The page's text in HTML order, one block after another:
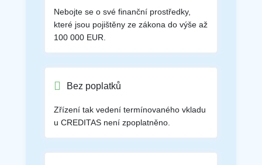
Nebojte se o své finanční prostředky,
které jsou pojištěny ze zákona do výše až
100 000 EUR.
Bez poplatků
Zřízení tak vedení termínovaného vkladu
u CREDITAS není zpoplatněno.